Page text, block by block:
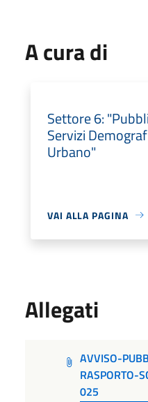
A cura di
Settore 6:
Servizi
Urbano"
VAI ALLA PAGINA
Allegati
AVVISO-
RASPORTO-
025